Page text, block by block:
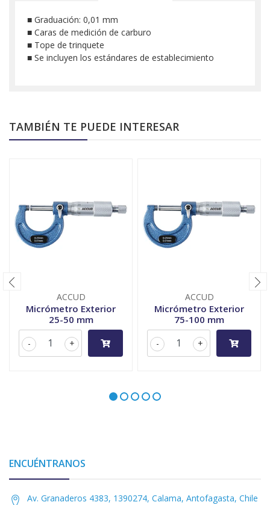
■ Graduación: 0,01 mm
■ Caras de medición de carburo
■ Tope de trinquete
■ Se incluyen los estándares de establecimiento
TAMBIÉN TE PUEDE INTERESAR
ACCUD
Micrómetro Exterior
25-50 mm
+
-
ACCUD
Micrómetro Exterior
75-100 mm
+
-
ENCUÉNTRANOS
Av. Granaderos 4383, 1390274, Calama, Antofagasta, Chile